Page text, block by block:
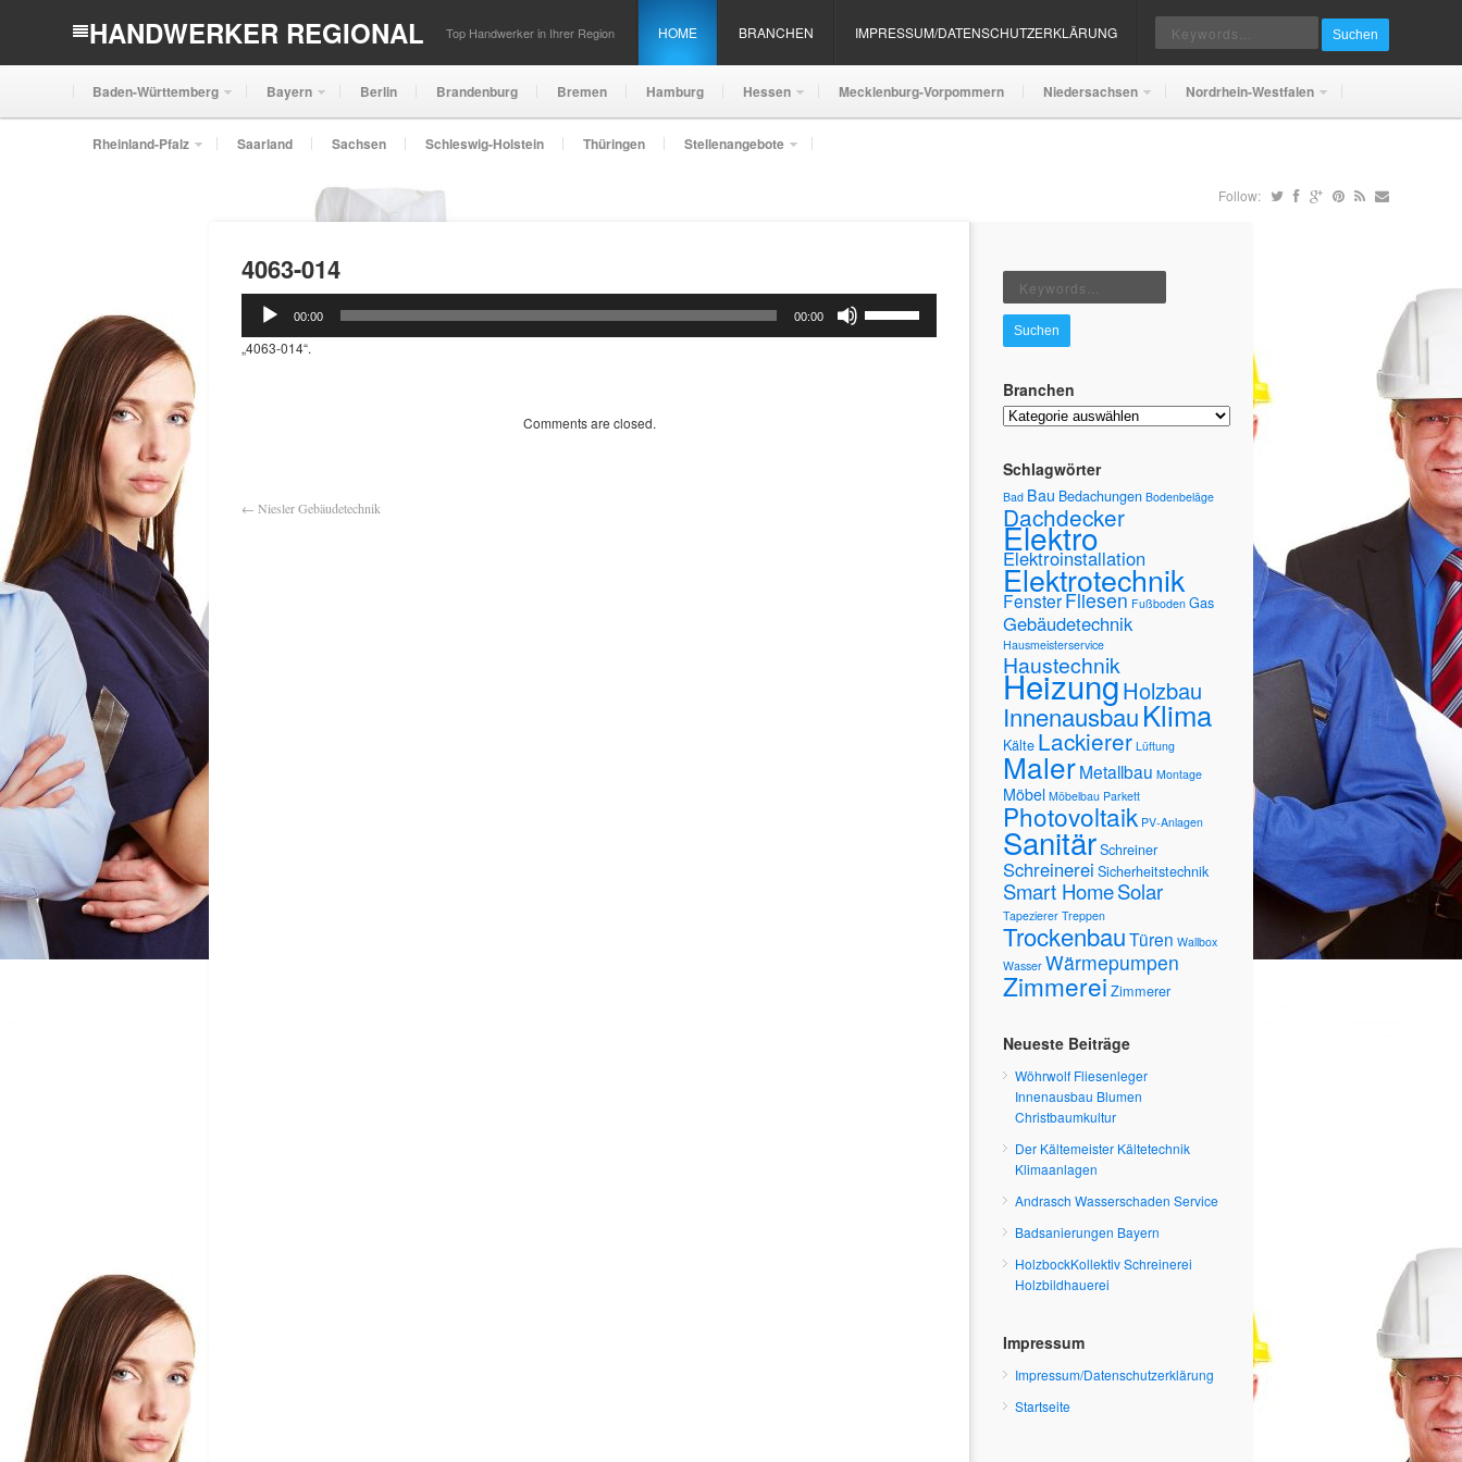
HANDWERKER REGIONAL Top Handwerker in Ihrer Region HOME BRANCHEN IMPRESSUM/DATENSCHUTZERKLÄRUNG Suchen
Baden-Württemberg Bayern Berlin Brandenburg Bremen Hamburg Hessen Mecklenburg-Vorpommern Niedersachsen Nordrhein-Westfalen
Rheinland-Pfalz Saarland Sachsen Schleswig-Holstein Thüringen Stellenangebote
Follow:
4063-014
Audio-
Player
00:00 00:00
Hoch/Runter
„4063-014“.
Comments are closed.
← Niesler Gebäudetechnik
Suchen
Branchen
Branchen
Schlagwörter
Bad Bau Bedachungen Bodenbeläge
Dachdecker
Elektro
Elektroinstallation
Elektrotechnik
FensterFliesen Fußboden Gas
Gebäudetechnik
Hausmeisterservice
Haustechnik
HeizungHolzbau
InnenausbauKlima
Kälte Lackierer Lüftung
MalerMetallbau Montage
Möbel Möbelbau Parkett
Photovoltaik PV-Anlagen
SanitärSchreiner
Schreinerei Sicherheitstechnik
Smart HomeSolar
Tapezierer Treppen
TrockenbauTüren Wallbox
Wasser Wärmepumpen
Zimmerei Zimmerer
Neueste Beiträge
Wöhrwolf Fliesenleger
Innenausbau Blumen
Christbaumkultur
Der Kältemeister Kältetechnik
Klimaanlagen
Andrasch Wasserschaden Service
Badsanierungen Bayern
HolzbockKollektiv Schreinerei
Holzbildhauerei
Impressum
Impressum/Datenschutzerklärung
Startseite